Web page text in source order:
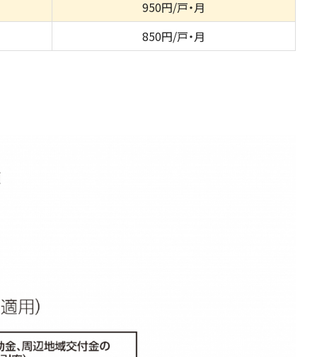
950円/戸・月
850円/戸・月